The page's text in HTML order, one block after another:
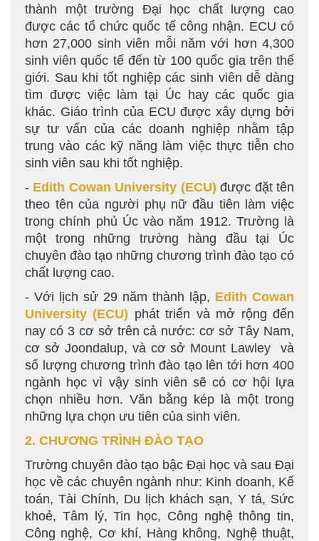
thành một trường Đại học chất lượng cao
được các tổ chức quốc tế công nhận. ECU có
hơn 27,000 sinh viên mỗi năm với hơn 4,300
sinh viên quốc tế đến từ 100 quốc gia trên thế
giới. Sau khi tốt nghiệp các sinh viên dễ dàng
tìm được việc làm tại Úc hay các quốc gia
khác. Giáo trình của ECU được xây dựng bởi
sự tư vấn của các doanh nghiệp nhằm tập
trung vào các kỹ năng làm việc thực tiễn cho
sinh viên sau khi tốt nghiệp.
- Edith Cowan University (ECU) được đặt tên
theo tên của người phụ nữ đầu tiên làm việc
trong chính phủ Úc vào năm 1912. Trường là
một trong những trường hàng đầu tại Úc
chuyên đào tạo những chương trình đào tạo có
chất lượng cao.
- Với lịch sử 29 năm thành lập, Edith Cowan
University (ECU) phát triển và mở rộng đến
nay có 3 cơ sở trên cả nước: cơ sở Tây Nam,
cơ sở Joondalup, và cơ sở Mount Lawley và
số lượng chương trình đào tạo lên tới hơn 400
ngành học vì vậy sinh viên sẽ có cơ hội lựa
chọn nhiều hơn. Văn bằng kép là một trong
những lựa chọn ưu tiên của sinh viên.
2. CHƯƠNG TRÌNH ĐÀO TẠO
Trường chuyên đào tạo bậc Đại học và sau Đại
học về các chuyên ngành như: Kinh doanh, Kế
toán, Tài Chính, Du lịch khách sạn, Y tá, Sức
khoẻ, Tâm lý, Tin học, Công nghệ thông tin,
Công nghệ, Cơ khí, Hàng không, Nghệ thuật,